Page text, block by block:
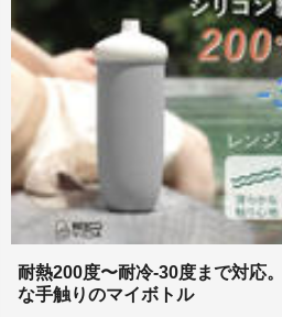
耐熱200度〜耐冷-30度まで対応
な手触りのマイボトル